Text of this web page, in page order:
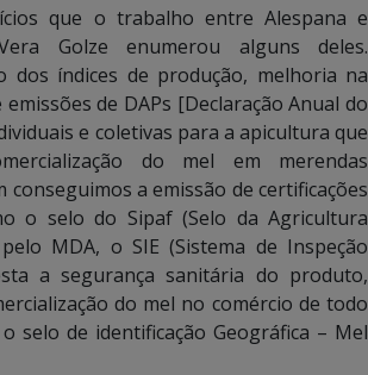
que o trabalho entre Alespana e
Golze enumerou alguns deles.
dos índices de produção, melhoria na
de DAPs [Declaração Anual do
e coletivas para a apicultura que
do mel em merendas
conseguimos a emissão de certificações
o selo do Sipaf (Selo da Agricultura
MDA, o SIE (Sistema de Inspeção
a segurança sanitária do produto,
do mel no comércio de todo
selo de identificação Geográfica – Mel